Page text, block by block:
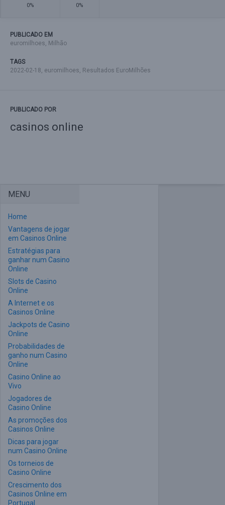
0%
0%
PUBLICADO EM
euromilhoes, Milhão
TAGS
2022-02-18, euromilhoes, Resultados EuroMilhões
PUBLICADO POR
casinos online
MENU
Home
Vantagens de jogar
em Casinos Online
Estratégias para
ganhar num Casino
Online
Slots de Casino
Online
A Internet e os
Casinos Online
Jackpots de Casino
Online
Probabilidades de
ganho num Casino
Online
Casino Online ao
Vivo
Jogadores de
Casino Online
As promoções dos
Casinos Online
Dicas para jogar
num Casino Online
Os torneios de
Casino Online
Crescimento dos
Casinos Online em
Portugal